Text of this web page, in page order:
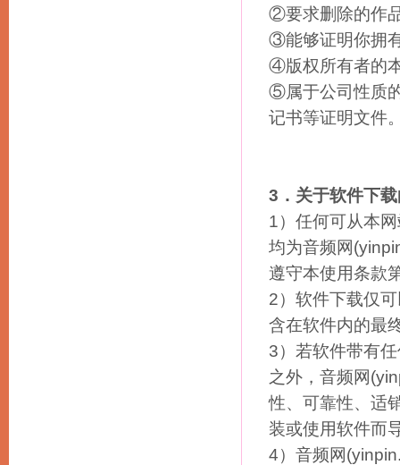
②要求删除的作
③能够证明你拥
④版权所有者的
⑤属于公司性质
记书等证明文件
3．关于软件下
1）任何可从本
均为音频网
遵守本使用条款
2）软件下载仅
含在软件内的最
3）若软件带有
之外，音频网
性、可靠性、适
装或使用软件而
4）音频网